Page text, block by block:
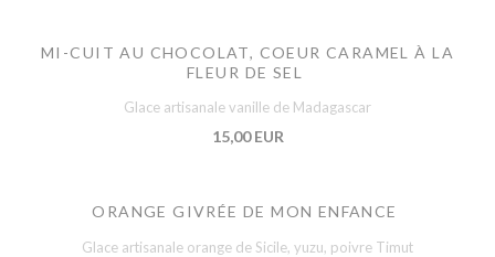
MI-CUIT AU CHOCOLAT, COEUR CARAMEL À LA
FLEUR DE SEL
Glace artisanale vanille de Madagascar
15,00 EUR
ORANGE GIVRÉE DE MON ENFANCE
Glace artisanale orange de Sicile, yuzu, poivre Timut